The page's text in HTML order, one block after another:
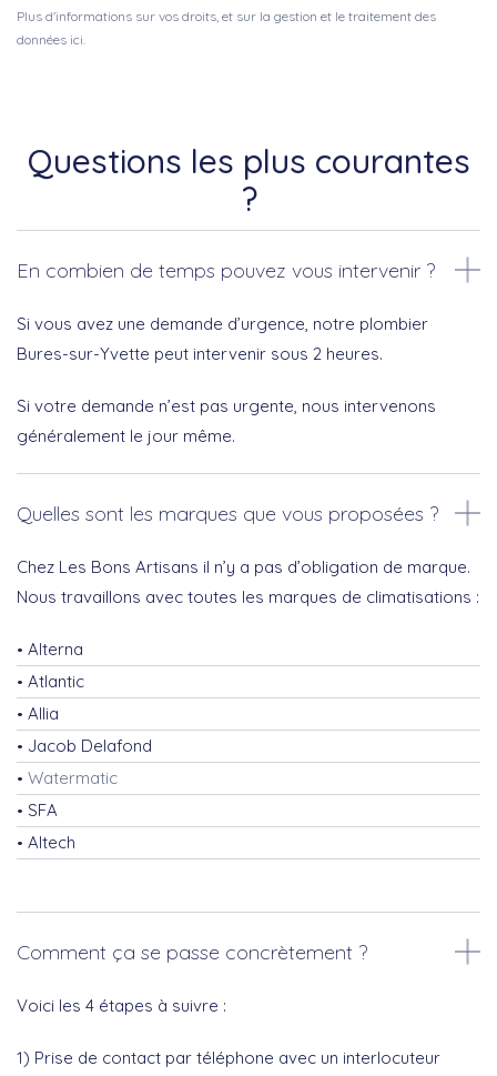
Plus d'informations sur vos droits, et sur la gestion et le traitement des
données ici.
Questions les plus courantes
?
En combien de temps pouvez vous intervenir ?
Si vous avez une demande d’urgence, notre plombier
Bures-sur-Yvette peut intervenir sous 2 heures.
Si votre demande n’est pas urgente, nous intervenons
généralement le jour même.
Quelles sont les marques que vous proposées ?
Chez Les Bons Artisans il n’y a pas d’obligation de marque.
Nous travaillons avec toutes les marques de climatisations :
Alterna
Atlantic
Allia
Jacob Delafond
Watermatic
SFA
Altech
Comment ça se passe concrètement ?
Voici les 4 étapes à suivre :
1) Prise de contact par téléphone avec un interlocuteur